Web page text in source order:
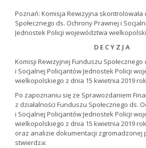
Poznań: Komisja Rewizyjna skontrolowała
Społecznego ds. Ochrony Prawnej i
Jednostek Policji województwa
D E C Y Z J A
Komisji Rewizyjnej Funduszu
i Socjalnej Policjantów Jednostek Policji
wielkopolskiego z dnia 15 kwietnia 2019
Po zapoznaniu się ze Sprawozdaniem
z działalności Funduszu Społecznego ds.
i Socjalnej Policjantów Jednostek Policji
wielkopolskiego z dnia 15 kwietnia 2019
oraz analizie dokumentacji zgromadzonej
stwierdza: